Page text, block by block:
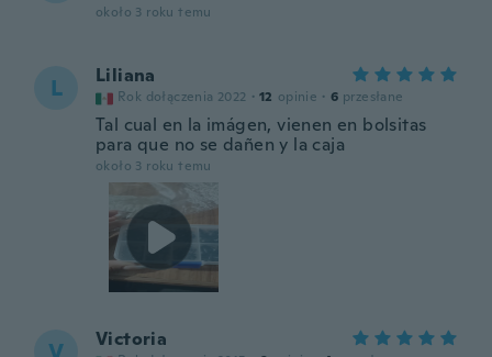
około 3 roku temu
L Liliana
Rok dołączenia 2022 · 12 opinie · 6 przesłane
Tal cual en la imágen, vienen en bolsitas
para que no se dañen y la caja
około 3 roku temu
Victoria